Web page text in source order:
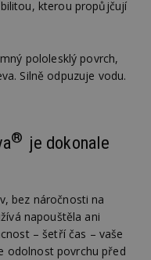
kterou propůjčují
pololesklý povrch,
Silně odpuzuje vodu.
® je dokonale
bez náročnosti na
napouštěla ani
– šetří čas – vaše
odolnost povrchu před